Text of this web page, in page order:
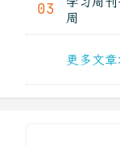
03
周
更多文